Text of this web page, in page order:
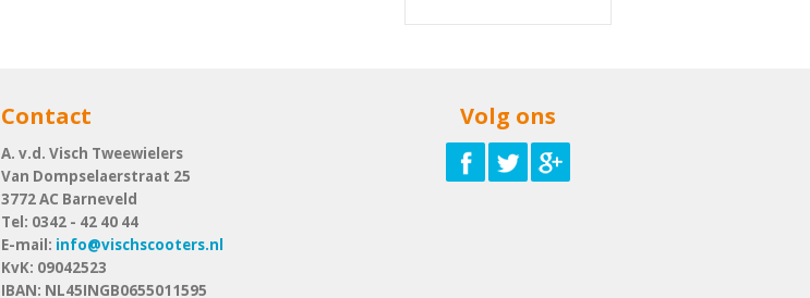
Contact
A. v.d. Visch Tweewielers
Van Dompselaerstraat 25
3772 AC Barneveld
Tel: 0342 - 42 40 44
E-mail: info@vischscooters.nl
KvK: 09042523
IBAN: NL45INGB0655011595
Volg ons